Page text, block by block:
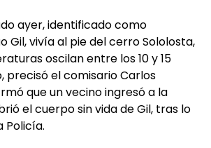
ayer, identificado como
Gil, vivía al pie del cerro Sololosta,
oscilan entre los 10 y 15
precisó el comisario Carlos
que un vecino ingresó a la
el cuerpo sin vida de Gil, tras lo
Policía.